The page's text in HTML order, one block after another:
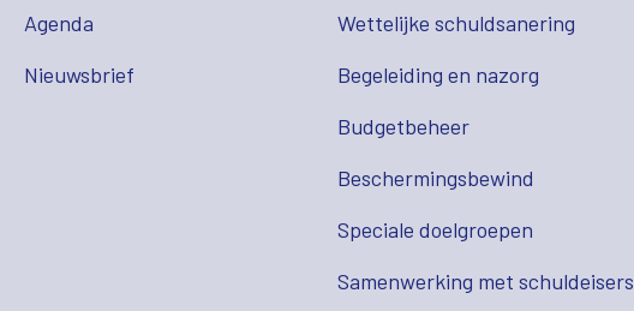
Agenda
Nieuwsbrief
Wettelijke schuldsanering
Begeleiding en nazorg
Budgetbeheer
Beschermingsbewind
Speciale doelgroepen
Samenwerking met schuldeisers